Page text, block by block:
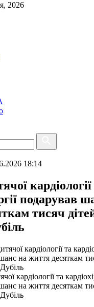
2026
18:14
кардіології
подарував
тисяч
кардіології та
на життя десяткам